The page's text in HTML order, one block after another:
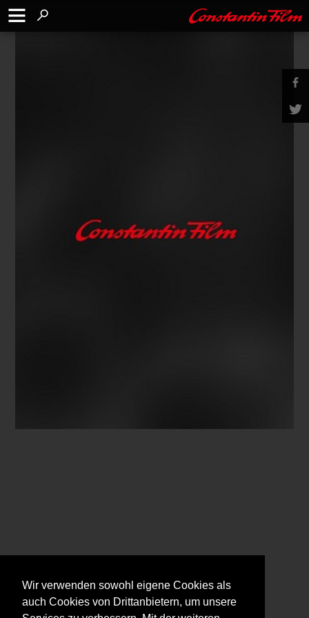
Wir verwenden sowohl eigene Cookies als
auch Cookies von Drittanbietern, um unsere